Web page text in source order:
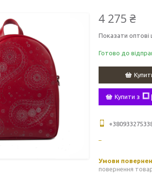
4 275 ₴
Показати оптові
Готово до
Купити з
повернення